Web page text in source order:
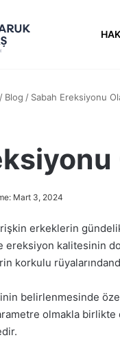
/ Blog / Sabah Ereksiyonu
Mart 3, 2024
erkeklerin
ereksiyon kalitesinin
korkulu
belirlenmesinde
olmakla